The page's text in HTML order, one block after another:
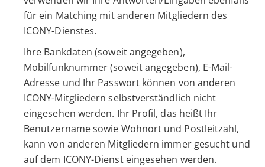
für ein Matching mit anderen Mitgliedern des
ICONY-Dienstes.
Ihre Bankdaten (soweit angegeben),
Mobilfunknummer (soweit angegeben), E-Mail-
Adresse und Ihr Passwort können von anderen
ICONY-Mitgliedern selbstverständlich nicht
eingesehen werden. Ihr Profil, das heißt Ihr
Benutzername sowie Wohnort und Postleitzahl,
kann von anderen Mitgliedern immer gesucht und
auf dem ICONY-Dienst eingesehen werden.